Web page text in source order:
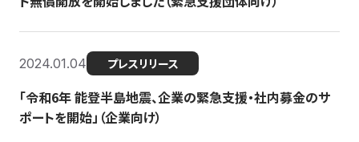
2024.01.04 プレスリリース
「令和6年 能登半島地震、企業の緊急支援・社内募金のサ
ポートを開始」（企業向け）